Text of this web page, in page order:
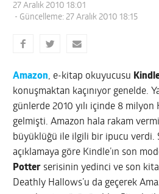
27 Aralık 2010 18:01
- Güncelleme: 27 Aralık 2010 18:15
Amazon, e-kitap okuyucusu
konuşmaktan kaçınıyor genelde.
günlerde 2010 yılı içinde 8 milyon
gelmişti. Amazon hala rakam
büyüklüğü ile ilgili bir ipucu verdi.
açıklamaya göre Kindle’ın son
Potter serisinin yedinci ve son
Deathly Hallows’u da geçerek